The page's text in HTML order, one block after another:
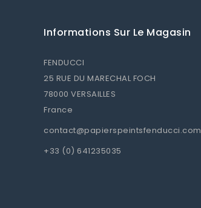
Informations Sur Le Magasin
FENDUCCI
25 RUE DU MARECHAL FOCH
78000 VERSAILLES
France
contact@papierspeintsfenducci.com
+33 (0) 641235035